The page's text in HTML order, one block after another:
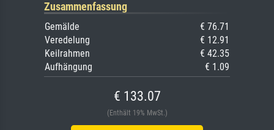
Zusammenfassung
Gemälde
€ 76.71
Veredelung
€ 12.91
Keilrahmen
€ 42.35
Aufhängung
€ 1.09
€ 133.07
(Enthält 19% MwSt.)